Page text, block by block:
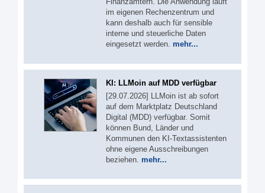
im eigenen Rechenzentrum und
kann deshalb auch für sensible
interne und steuerliche Daten
eingesetzt werden. mehr...
KI: LLMoin auf MDD verfügbar
[29.07.2026] LLMoin ist ab sofort
auf dem Marktplatz Deutschland
Digital (MDD) verfügbar. Somit
können Bund, Länder und
Kommunen den KI-Textassistenten
ohne eigene Ausschreibungen
beziehen. mehr...